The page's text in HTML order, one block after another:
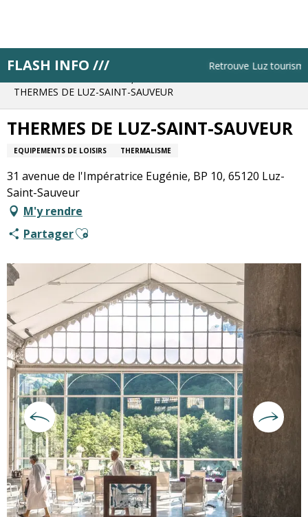
principal
FLASH INFO /// Retrouve Luz tourisme
Accueil Résa pas à pas
Planifie tes journées
THERMES DE LUZ-SAINT-SAUVEUR
THERMES DE LUZ-SAINT-SAUVEUR
EQUIPEMENTS DE LOISIRS THERMALISME
31 avenue de l'Impératrice Eugénie, BP 10, 65120 Luz-
Saint-Sauveur
M'y rendre
PartagerAjouter aux favoris